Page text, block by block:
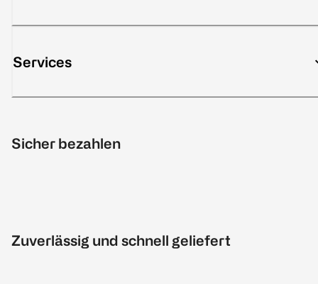
Services
Sicher bezahlen
Zuverlässig und schnell geliefert